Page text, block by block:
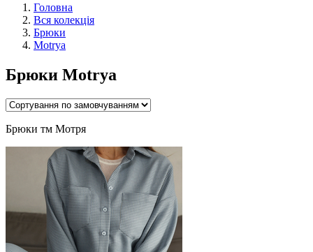
Головна
Вся колекція
Брюки
Motrya
Брюки Motrya
Брюки тм Мотря